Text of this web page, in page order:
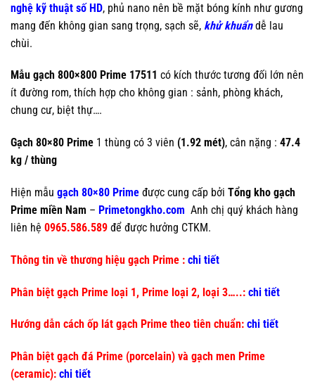
nghệ kỹ thuật số HD, phủ nano nên bề mặt bóng kính như gương
mang đến không gian sang trọng, sạch sẽ, khử khuẩn dễ lau
chùi.
Mẫu gạch 800×800 Prime 17511 có kích thước tương đối lớn nên
ít đường rom, thích hợp cho không gian : sảnh, phòng khách,
chung cư, biệt thự….
Gạch 80×80 Prime 1 thùng có 3 viên (1.92 mét), cân nặng : 47.4
kg / thùng
Hiện mẫu gạch 80×80 Prime được cung cấp bởi Tổng kho gạch
Prime miền Nam – Primetongkho.com Anh chị quý khách hàng
liên hệ 0965.586.589 để được hưởng CTKM.
Thông tin về thương hiệu gạch Prime : chi tiết
Phân biệt gạch Prime loại 1, Prime loại 2, loại 3…..: chi tiết
Hướng dẫn cách ốp lát gạch Prime theo tiên chuẩn: chi tiết
Phân biệt gạch đá Prime (porcelain) và gạch men Prime
(ceramic): chi tiết